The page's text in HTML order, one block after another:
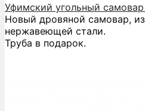
Уфимский угольный
Новый дровяной самовар,
нержавеющей стали.
Труба в подарок.